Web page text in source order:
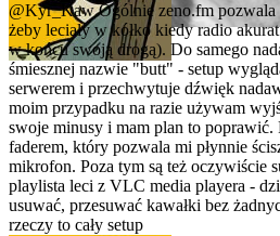
@Kyr_KawOgólnie zeno.fm
żeby leciały w kółko kiedy radio
w końcu swoją drogą). Do samego
śmiesznej nazwie "butt" - setup
serwerem i przechwytuje dźwięk
moim przypadku na razie używam
swoje minusy i mam plan to poprawić.
faderem, który pozwala mi płynnie
mikrofon. Poza tym są też oczywiście
playlista leci z VLC media playera -
usuwać, przesuwać kawałki bez
rzeczy to cały setup